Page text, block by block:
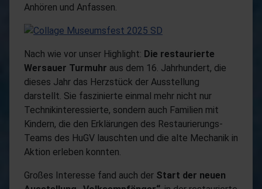
Anhören und Anfassen.
Nach wie vor unser Highlight: Die restaurierte
Wersauer Turmuhr aus dem 16. Jahrhundert, die
dieses Jahr das Herzstück der Ausstellung
darstellt. Sie faszinierte einmal mehr nicht nur
Technikinteressierte, sondern auch Familien mit
Kindern, die den Erklärungen des Restaurierungs-
Teams des HuGV lauschten und die alte Mechanik in
Aktion erleben konnten.
Großes Interesse fand auch der Start der neuen